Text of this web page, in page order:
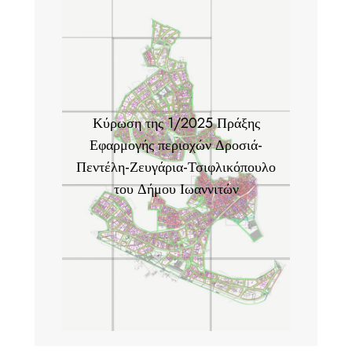
Κύρωση της 1/2025 Πράξης
Εφαρμογής περιοχών Δροσιά-
Πεντέλη-Ζευγάρια-Τσιφλικόπουλο
του Δήμου Ιωαννιτών